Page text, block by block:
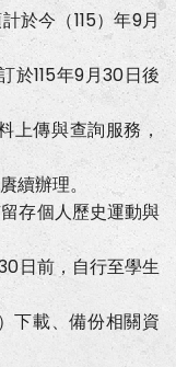
今（115）年9月
115年9月30日後
傳與查詢服務，
辦理。
存個人歷史運動與
日前，自行至學生
載、備份相關資